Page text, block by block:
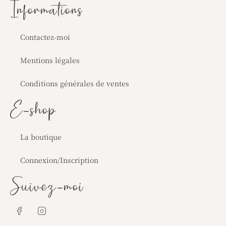
Informations
Contactez-moi
Mentions légales
Conditions générales de ventes
E-shop
La boutique
Connexion/Inscription
Suivez-moi
J
k
J
k